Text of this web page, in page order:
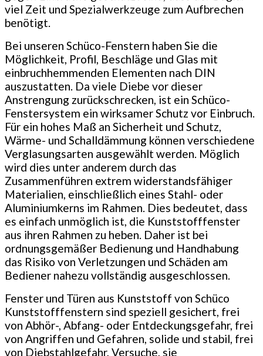
viel Zeit und Spezialwerkzeuge zum Aufbrechen
benötigt.
Bei unseren Schüco-Fenstern haben Sie die
Möglichkeit, Profil, Beschläge und Glas mit
einbruchhemmenden Elementen nach DIN
auszustatten. Da viele Diebe vor dieser
Anstrengung zurückschrecken, ist ein Schüco-
Fenstersystem ein wirksamer Schutz vor Einbruch.
Für ein hohes Maß an Sicherheit und Schutz,
Wärme- und Schalldämmung können verschiedene
Verglasungsarten ausgewählt werden. Möglich
wird dies unter anderem durch das
Zusammenführen extrem widerstandsfähiger
Materialien, einschließlich eines Stahl- oder
Aluminiumkerns im Rahmen. Dies bedeutet, dass
es einfach unmöglich ist, die Kunststofffenster
aus ihren Rahmen zu heben. Daher ist bei
ordnungsgemäßer Bedienung und Handhabung
das Risiko von Verletzungen und Schäden am
Bediener nahezu vollständig ausgeschlossen.
Fenster und Türen aus Kunststoff von Schüco
Kunststofffenstern sind speziell gesichert, frei
von Abhör-, Abfang- oder Entdeckungsgefahr, frei
von Angriffen und Gefahren, solide und stabil, frei
von Diebstahlgefahr, Versuche, sie